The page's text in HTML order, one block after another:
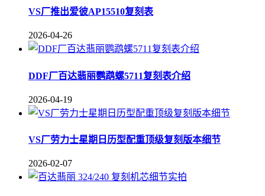
VS厂推出爱彼AP15510复刻表
2026-04-26
DDF厂百达翡丽鹦鹉螺5711复刻表介绍
2026-04-19
VS厂劳力士星期日历型配重顶级复刻版本细节
2026-02-07